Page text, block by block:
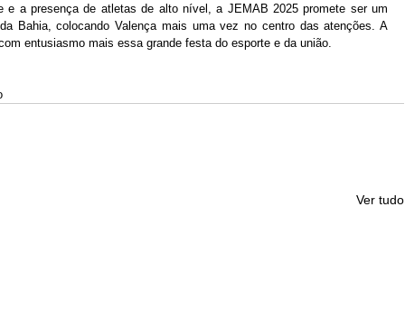
e a presença de atletas de alto nível, a JEMAB 2025 promete ser um
Bahia, colocando Valença mais uma vez no centro das atenções. A
entusiasmo mais essa grande festa do esporte e da união.
Ver tudo